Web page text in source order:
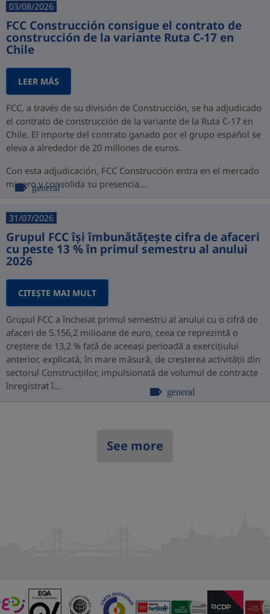
03/08/2026
FCC Construcción consigue el contrato de
construcción de la variante Ruta C-17 en
Chile
LEER MÁS
FCC, a través de su división de Construcción, se ha adjudicado
el contrato de construcción de la variante de la Ruta C-17 en
Chile. El importe del contrato ganado por el grupo español se
eleva a alrededor de 20 millones de euros.
Con esta adjudicación, FCC Construcción entra en el mercado
minero y consolida su presencia...
general
31/07/2026
Grupul FCC își îmbunătățește cifra de afaceri
cu peste 13 % în primul semestru al anului
2026
CITEŞTE MAI MULT
Grupul FCC a încheiat primul semestru al anului cu o cifră de
afaceri de 5.156,2 milioane de euro, ceea ce reprezintă o
creștere de 13,2 % față de aceeași perioadă a exercițiului
anterior, explicată, în mare măsură, de creșterea activității din
sectorul Construcțiilor, impulsionată de volumul de contracte
înregistrat î...
general
See more